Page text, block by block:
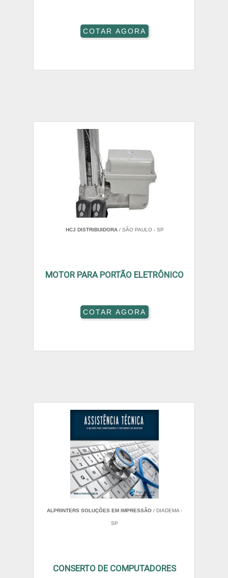
COTAR AGORA
HCJ DISTRIBUIDORA/ SÃO PAULO - SP
MOTOR PARA PORTÃO ELETRÔNICO
COTAR AGORA
ALPRINTERS SOLUÇÕES EM IMPRESSÃO / DIADEMA -
SP
CONSERTO DE COMPUTADORES